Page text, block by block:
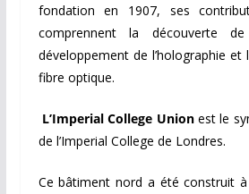
fondation en 1907, ses
comprennent la découverte
développement de l’holographie
fibre optique.
L’Imperial College Unionest le
de l’Imperial College de Londres.
Ce bâtiment nord a été construit à